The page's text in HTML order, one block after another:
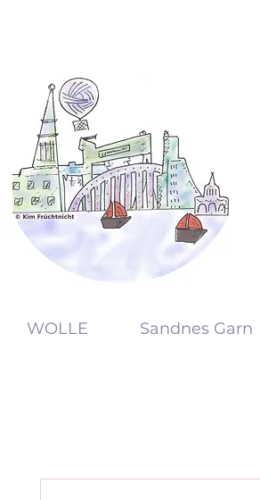
KW
WOLLE Sandnes Garn